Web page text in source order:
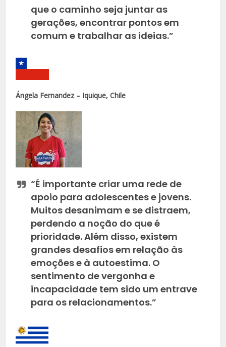
que o caminho seja juntar as
gerações, encontrar pontos em
comum e trabalhar as ideias.”
Ángela Fernandez – Iquique, Chile
“É importante criar uma rede de
apoio para adolescentes e jovens.
Muitos desanimam e se distraem,
perdendo a noção do que é
prioridade. Além disso, existem
grandes desafios em relação às
emoções e à autoestima. O
sentimento de vergonha e
incapacidade tem sido um entrave
para os relacionamentos.”